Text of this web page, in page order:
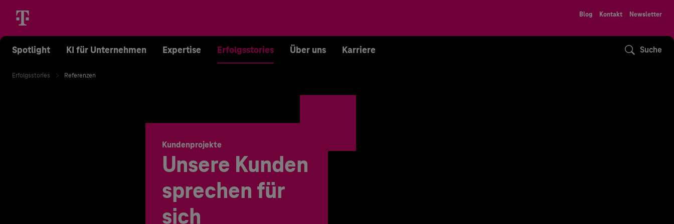
Blog Kontakt Newsletter
Spotlight KI für Unternehmen Expertise Erfolgsstories Über uns Karriere Suche
Erfolgsstories Referenzen
Kundenprojekte
Unsere Kunden
sprechen für
sich